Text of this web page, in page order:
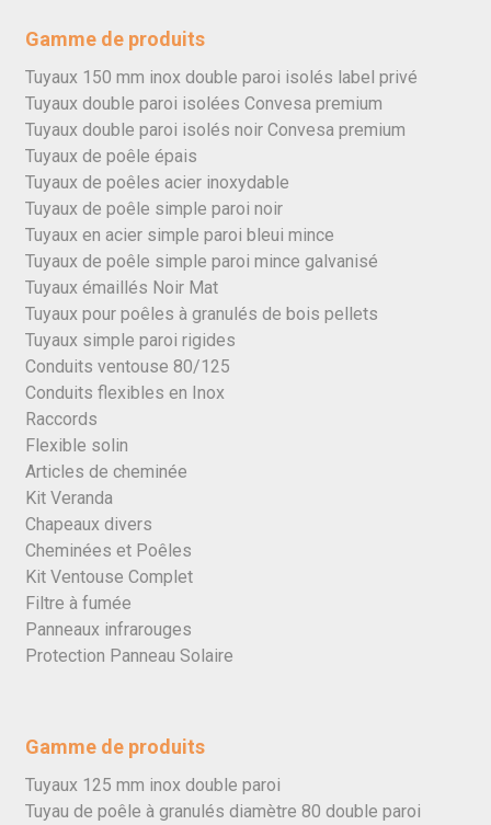
Gamme de produits
Tuyaux 150 mm inox double paroi isolés label privé
Tuyaux double paroi isolées Convesa premium
Tuyaux double paroi isolés noir Convesa premium
Tuyaux de poêle épais
Tuyaux de poêles acier inoxydable
Tuyaux de poêle simple paroi noir
Tuyaux en acier simple paroi bleui mince
Tuyaux de poêle simple paroi mince galvanisé
Tuyaux émaillés Noir Mat
Tuyaux pour poêles à granulés de bois pellets
Tuyaux simple paroi rigides
Conduits ventouse 80/125
Conduits flexibles en Inox
Raccords
Flexible solin
Articles de cheminée
Kit Veranda
Chapeaux divers
Cheminées et Poêles
Kit Ventouse Complet
Filtre à fumée
Panneaux infrarouges
Protection Panneau Solaire
Gamme de produits
Tuyaux 125 mm inox double paroi
Tuyau de poêle à granulés diamètre 80 double paroi